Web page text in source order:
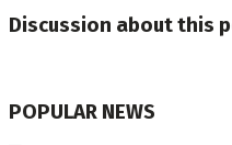
Discussion about this
POPULAR NEWS